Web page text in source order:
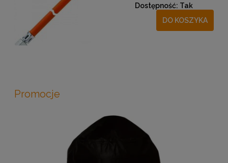
Dostępność: Tak
DO KOSZYKA
Promocje